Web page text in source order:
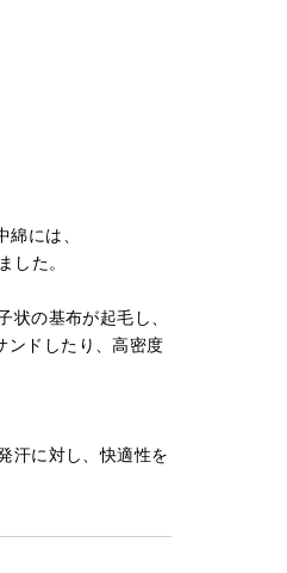
には、
した。
の基布が起毛し、
ンドしたり、高密度
汗に対し、快適性を